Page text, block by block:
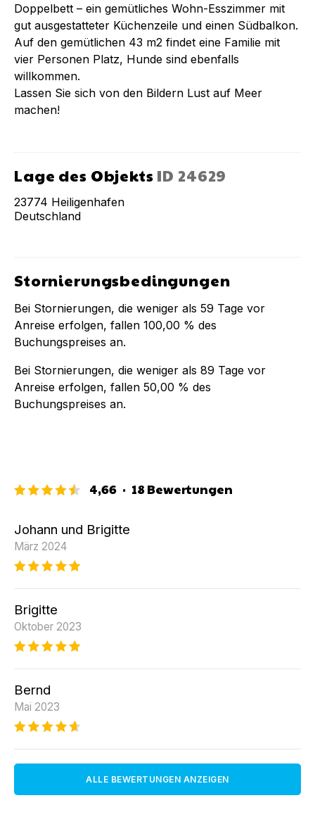
Doppelbett – ein gemütliches Wohn-Esszimmer mit
gut ausgestatteter Küchenzeile und einen Südbalkon.
Auf den gemütlichen 43 m2 findet eine Familie mit
vier Personen Platz, Hunde sind ebenfalls
willkommen.
Lassen Sie sich von den Bildern Lust auf Meer
machen!
Lage des Objekts ID 24629
23774 Heiligenhafen
Deutschland
Stornierungsbedingungen
Bei Stornierungen, die weniger als 59 Tage vor
Anreise erfolgen, fallen 100,00 % des
Buchungspreises an.
Bei Stornierungen, die weniger als 89 Tage vor
Anreise erfolgen, fallen 50,00 % des
Buchungspreises an.
4,66 · 18Bewertungen
Johann und Brigitte
März 2024
Brigitte
Oktober 2023
Bernd
Mai 2023
ALLE BEWERTUNGEN ANZEIGEN